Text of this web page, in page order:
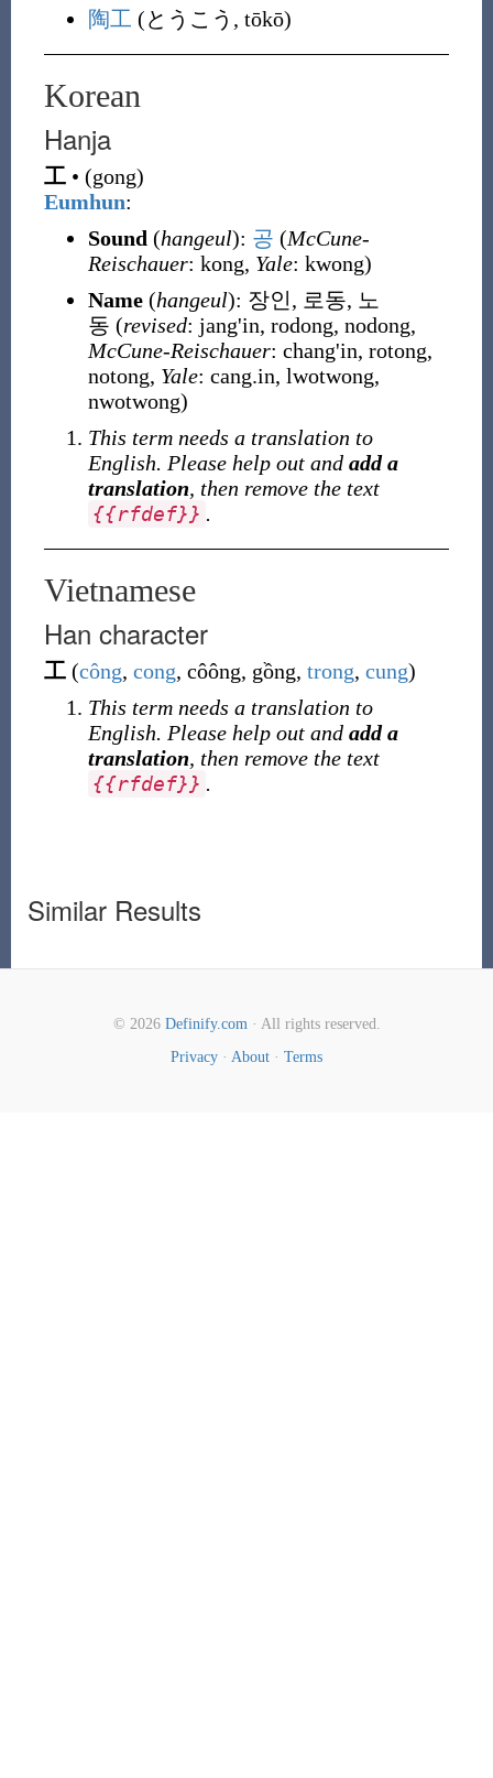
陶工 (とうこう, tōkō)
Korean
Hanja
工• (gong)
Eumhun:
Sound (hangeul): 공 (McCune-
Reischauer: kong, Yale: kwong)
Name (hangeul): 장인, 로동, 노
동 (revised: jang'in, rodong, nodong,
McCune-Reischauer: chang'in, rotong,
notong, Yale: cang.in, lwotwong,
nwotwong)
This term needs a translation to
English. Please help out and add a
translation, then remove the text
{{rfdef} } .
Vietnamese
Han character
工 (công, cong, côông, gồng, trong, cung)
This term needs a translation to
English. Please help out and add a
translation, then remove the text
{{rfdef} } .
Similar Results
© 2026 Definify.com· All rights reserved.
Privacy · About · Terms